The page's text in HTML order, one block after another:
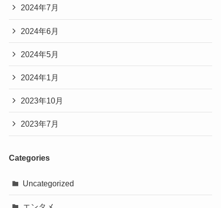
2024年7月
2024年6月
2024年5月
2024年1月
2023年10月
2023年7月
Categories
Uncategorized